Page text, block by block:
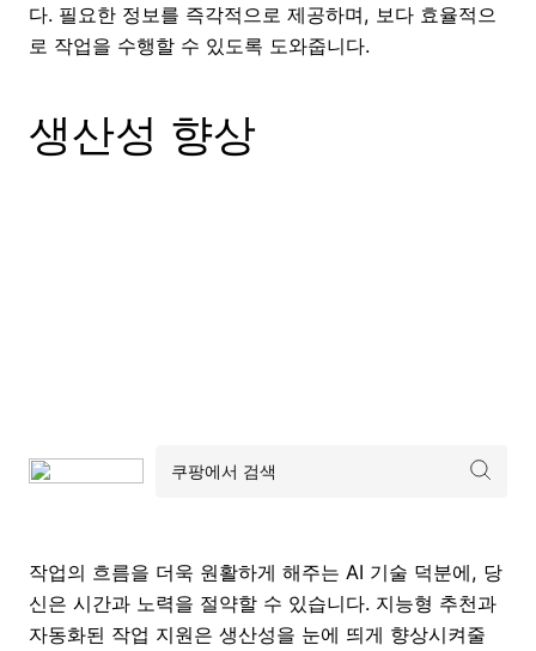
다. 필요한 정보를 즉각적으로 제공하며, 보다 효율적으
로 작업을 수행할 수 있도록 도와줍니다.
생산성 향상
작업의 흐름을 더욱 원활하게 해주는 AI 기술 덕분에, 당
신은 시간과 노력을 절약할 수 있습니다. 지능형 추천과
자동화된 작업 지원은 생산성을 눈에 띄게 향상시켜줄